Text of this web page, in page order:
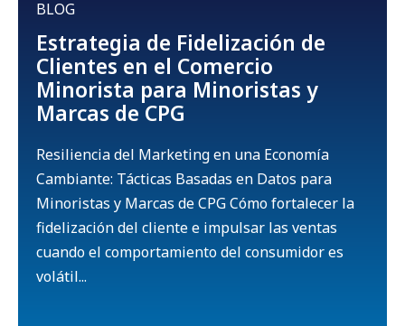
BLOG
Estrategia de Fidelización de
Clientes en el Comercio
Minorista para Minoristas y
Marcas de CPG
Resiliencia del Marketing en una Economía
Cambiante: Tácticas Basadas en Datos para
Minoristas y Marcas de CPG Cómo fortalecer la
fidelización del cliente e impulsar las ventas
cuando el comportamiento del consumidor es
volátil...